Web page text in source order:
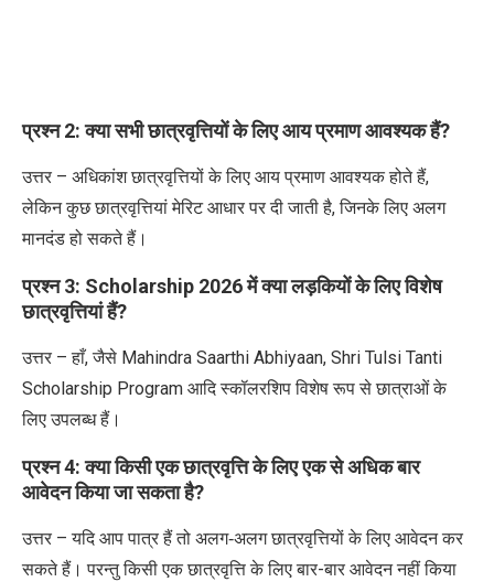
प्रश्न2:क्या सभी छात्रवृत्तियों के लिए आय प्रमाण आवश्यक हैं?
उत्तर – अधिकांश छात्रवृत्तियों के लिए आय प्रमाण आवश्यक होते हैं,
लेकिन कुछ छात्रवृत्तियां मेरिट आधार पर दी जाती है,जिनके लिए अलग
मानदंड हो सकते हैं।
प्रश्न3: Scholarship 2026में क्या लड़कियों के लिए विशेष
छात्रवृत्तियां हैं?
उत्तर – हाँ,जैसे Mahindra Saarthi Abhiyaan, Shri Tulsi Tanti
Scholarship Program आदि स्कॉलरशिप विशेष रूप से छात्राओं के
लिए उपलब्ध हैं।
प्रश्न4:क्या किसी एक छात्रवृत्ति के लिए एक से अधिक बार
आवेदन किया जा सकता है?
उत्तर – यदि आप पात्र हैं तो अलग‑अलग छात्रवृत्तियों के लिए आवेदन कर
सकते हैं। परन्तु किसी एक छात्रवृत्ति के लिए बार-बार आवेदन नहीं किया